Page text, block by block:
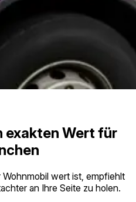
exakten Wert für
wert ist, empfiehlt
an Ihre Seite zu holen.